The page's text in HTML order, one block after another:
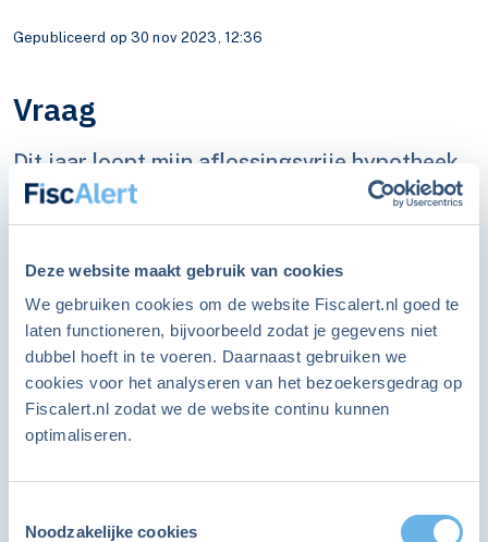
Deze website maakt gebruik van cookies
We gebruiken cookies om de website Fiscalert.nl goed te
laten functioneren, bijvoorbeeld zodat je gegevens niet
dubbel hoeft in te voeren. Daarnaast gebruiken we
cookies voor het analyseren van het bezoekersgedrag op
Fiscalert.nl zodat we de website continu kunnen
optimaliseren.
Noodzakelijke cookies
Gepubliceerd op 30 nov 2023, 12:36
Vraag
Dit jaar loopt mijn aflossingsvrije hypotheek
na 25 jaar af. Omdat ik onvoldoende geld heb
om deze hypotheek af te lossen, moet ik voor
hetzelfde leenbedrag een nieuwe hypotheek
nemen. Mijn inkomen is te laag voor een
annuïtaire hypotheek. Kan ik gewoon
doorgaan met een aflossingsvrije hypotheek
of moet ik verhuizen?
ALLEEN VOOR LEDEN
Word lid en ga direct verder
Als FiscAlert lid heb je onbeperkt toegang tot alle
Ja, ik wil ook lid worden